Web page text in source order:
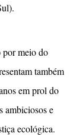
por meio do
também
em prol do
ambiciosos e
ecológica.